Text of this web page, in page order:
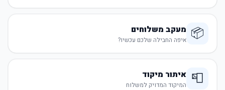
📦 מעקב משלוחים
איפה החבילה שלכם עכשיו?
📮 איתור מיקוד
המיקוד המדויק למשלוח